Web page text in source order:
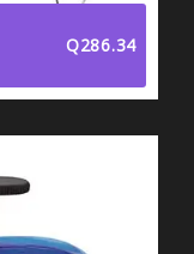
Q286.34